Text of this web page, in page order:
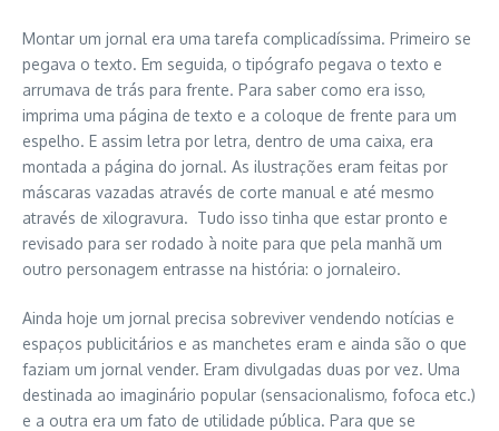
Montar um jornal era uma tarefa complicadíssima. Primeiro se
pegava o texto. Em seguida, o tipógrafo pegava o texto e
arrumava de trás para frente. Para saber como era isso,
imprima uma página de texto e a coloque de frente para um
espelho. E assim letra por letra, dentro de uma caixa, era
montada a página do jornal. As ilustrações eram feitas por
máscaras vazadas através de corte manual e até mesmo
através de xilogravura. Tudo isso tinha que estar pronto e
revisado para ser rodado à noite para que pela manhã um
outro personagem entrasse na história: o jornaleiro.
Ainda hoje um jornal precisa sobreviver vendendo notícias e
espaços publicitários e as manchetes eram e ainda são o que
faziam um jornal vender. Eram divulgadas duas por vez. Uma
destinada ao imaginário popular (sensacionalismo, fofoca etc.)
e a outra era um fato de utilidade pública. Para que se